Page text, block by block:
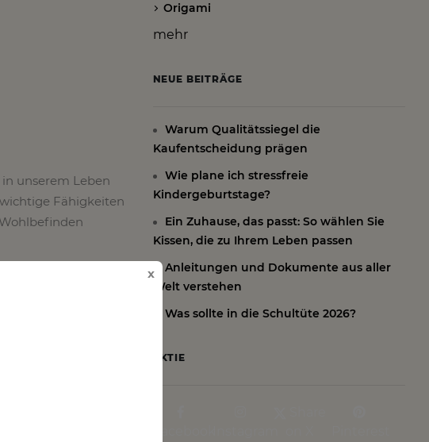
x
unserem Leben
Fähigkeiten
tolle
einzusteigen und
Einführung der
sich ab und zu mit
bevor ihr
Origami
mehr
NEUE BEITRÄGE
Warum Qualitätssiegel die
Kaufentscheidung prägen
Wie plane ich stressfreie
Kindergeburtstage?
Ein Zuhause, das passt: So wählen Sie
Kissen, die zu Ihrem Leben passen
Anleitungen und Dokumente aus aller
Welt verstehen
Was sollte in die Schultüte 2026?
AKTIE